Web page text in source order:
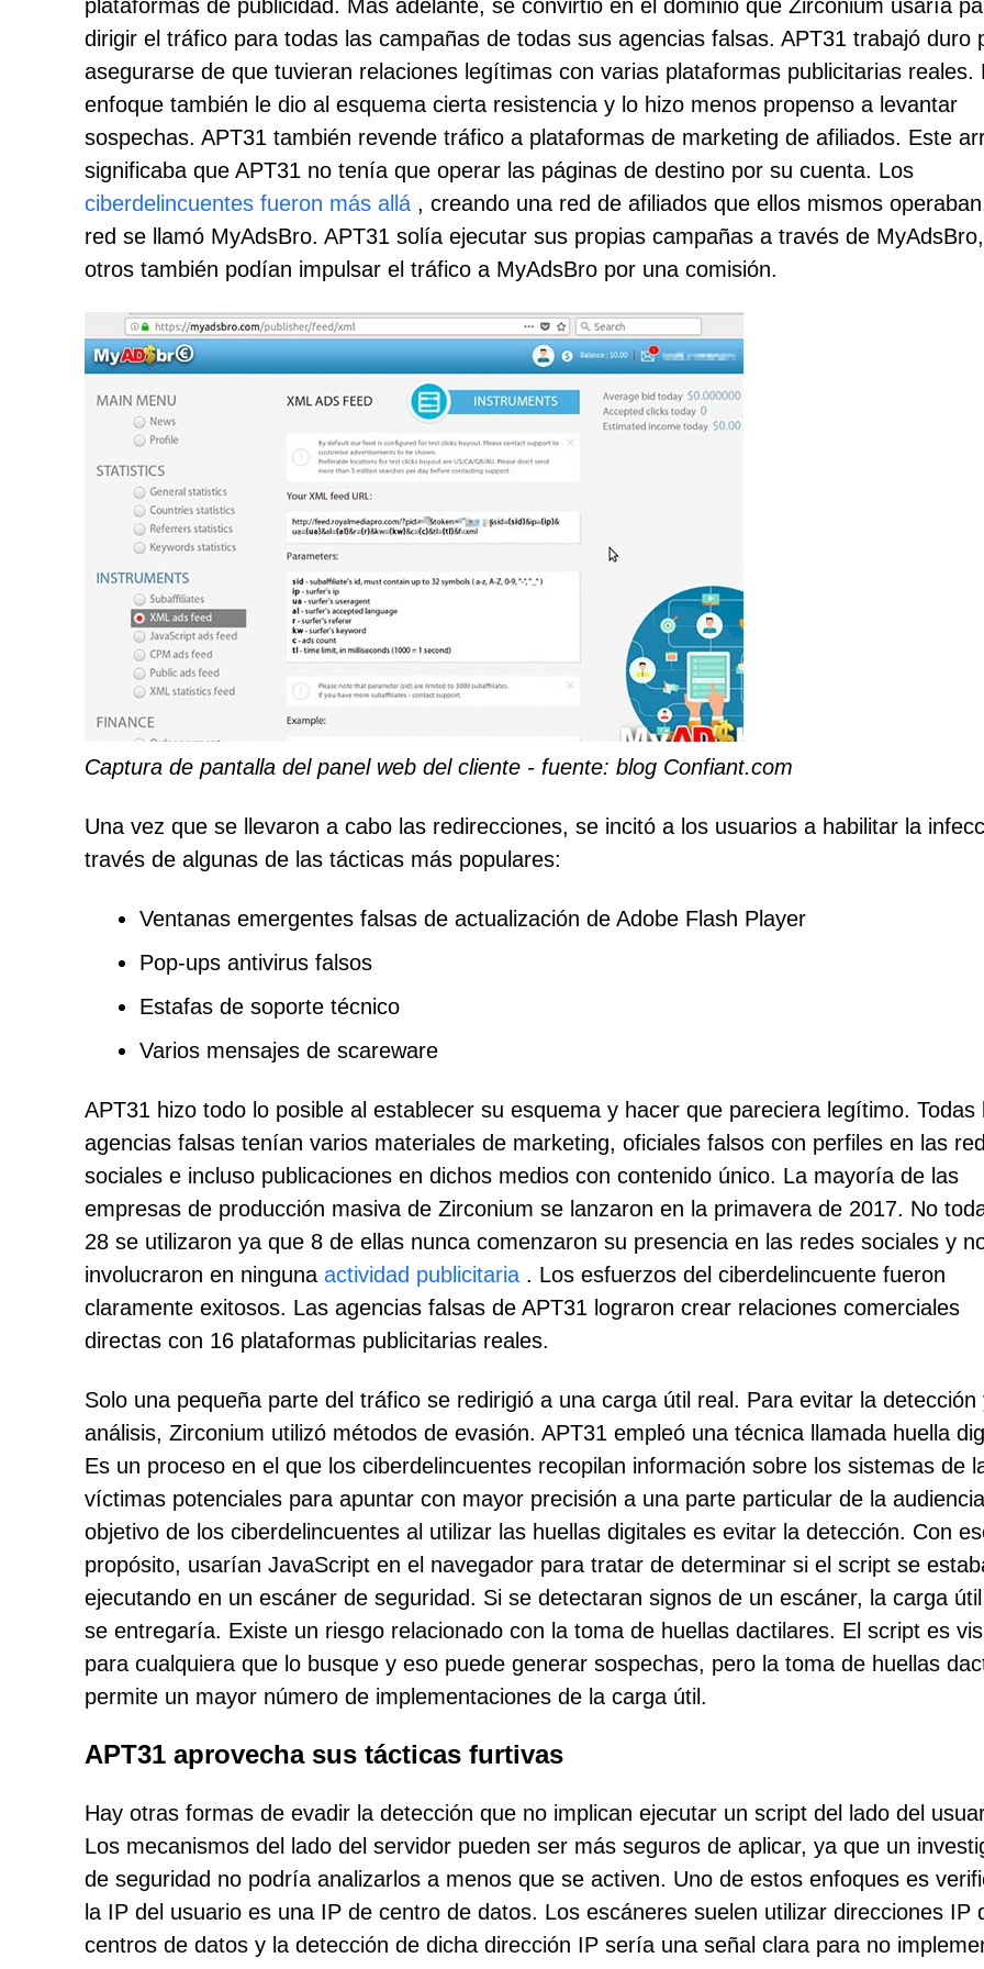
plataformas de publicidad. Más adelante, se convirtió en el dominio que Zirconium usaría
dirigir el tráfico para todas las campañas de todas sus agencias falsas. APT31 trabajó duro
asegurarse de que tuvieran relaciones legítimas con varias plataformas publicitarias reales.
enfoque también le dio al esquema cierta resistencia y lo hizo menos propenso a levantar
sospechas. APT31 también revende tráfico a plataformas de marketing de afiliados. Este
significaba que APT31 no tenía que operar las páginas de destino por su cuenta. Los
ciberdelincuentes fueron más allá , creando una red de afiliados que ellos mismos
red se llamó MyAdsBro. APT31 solía ejecutar sus propias campañas a través de
otros también podían impulsar el tráfico a MyAdsBro por una comisión.
Captura de pantalla del panel web del cliente - fuente: blog Confiant.com
Una vez que se llevaron a cabo las redirecciones, se incitó a los usuarios a habilitar la
través de algunas de las tácticas más populares:
Ventanas emergentes falsas de actualización de Adobe Flash Player
Pop-ups antivirus falsos
Estafas de soporte técnico
Varios mensajes de scareware
APT31 hizo todo lo posible al establecer su esquema y hacer que pareciera legítimo. Todas
agencias falsas tenían varios materiales de marketing, oficiales falsos con perfiles en las
sociales e incluso publicaciones en dichos medios con contenido único. La mayoría de las
empresas de producción masiva de Zirconium se lanzaron en la primavera de 2017. No
28 se utilizaron ya que 8 de ellas nunca comenzaron su presencia en las redes sociales y
involucraron en ninguna actividad publicitaria . Los esfuerzos del ciberdelincuente fueron
claramente exitosos. Las agencias falsas de APT31 lograron crear relaciones comerciales
directas con 16 plataformas publicitarias reales.
Solo una pequeña parte del tráfico se redirigió a una carga útil real. Para evitar la detección
análisis, Zirconium utilizó métodos de evasión. APT31 empleó una técnica llamada huella
Es un proceso en el que los ciberdelincuentes recopilan información sobre los sistemas de
víctimas potenciales para apuntar con mayor precisión a una parte particular de la
objetivo de los ciberdelincuentes al utilizar las huellas digitales es evitar la detección. Con
propósito, usarían JavaScript en el navegador para tratar de determinar si el script se
ejecutando en un escáner de seguridad. Si se detectaran signos de un escáner, la carga
se entregaría. Existe un riesgo relacionado con la toma de huellas dactilares. El script es
para cualquiera que lo busque y eso puede generar sospechas, pero la toma de huellas
permite un mayor número de implementaciones de la carga útil.
APT31 aprovecha sus tácticas furtivas
Hay otras formas de evadir la detección que no implican ejecutar un script del lado del
Los mecanismos del lado del servidor pueden ser más seguros de aplicar, ya que un
de seguridad no podría analizarlos a menos que se activen. Uno de estos enfoques es
la IP del usuario es una IP de centro de datos. Los escáneres suelen utilizar direcciones IP
centros de datos y la detección de dicha dirección IP sería una señal clara para no